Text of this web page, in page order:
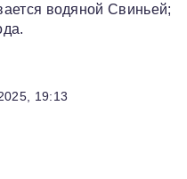
водяной Свиньей;
19:13